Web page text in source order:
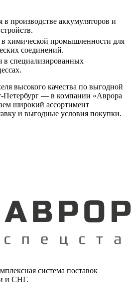
производстве аккумуляторов и
химической промышленности для
соединений.
в специализированных
высокого качества по выгодной
Петербург — в компании «Аврора
широкий ассортимент
и выгодные условия покупки.
система поставок
и СНГ.